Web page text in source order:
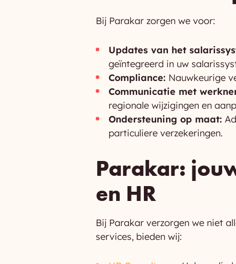
Bij Parakar zorgen we voor:
Updates van het
geïntegreerd in uw
Compliance: Nauwkeurige
Communicatie met
regionale wijzigingen en
Ondersteuning op maat:
particuliere verzekeringen.
Parakar:
en HR
Bij Parakar verzorgen we niet
services, bieden wij: